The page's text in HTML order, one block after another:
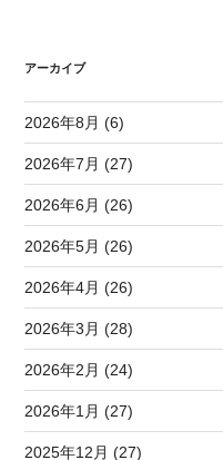
アーカイブ
2026年8月 (6)
2026年7月 (27)
2026年6月 (26)
2026年5月 (26)
2026年4月 (26)
2026年3月 (28)
2026年2月 (24)
2026年1月 (27)
2025年12月 (27)